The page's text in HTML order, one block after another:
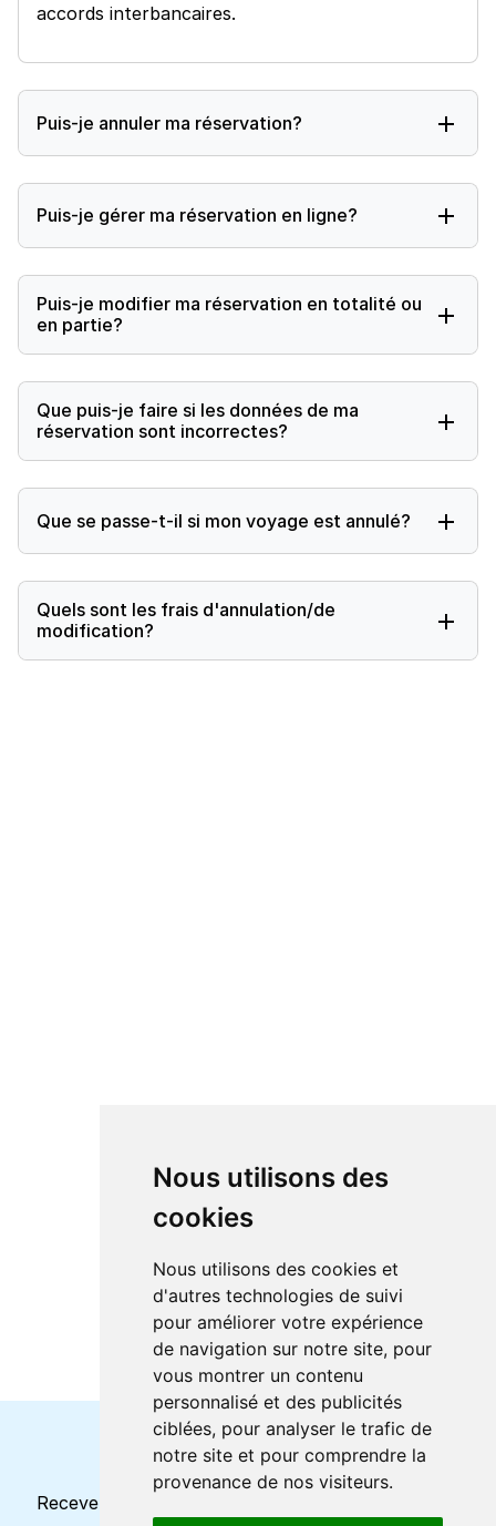
Nous utilisons des
cookies
Nous utilisons des cookies et
d'autres technologies de suivi
pour améliorer votre expérience
de navigation sur notre site, pour
vous montrer un contenu
personnalisé et des publicités
ciblées, pour analyser le trafic de
notre site et pour comprendre la
provenance de nos visiteurs.
accords interbancaires.
Puis-je annuler ma réservation?
Puis-je gérer ma réservation en ligne?
Puis-je modifier ma réservation en totalité ou
en partie?
Que puis-je faire si les données de ma
réservation sont incorrectes?
Que se passe-t-il si mon voyage est annulé?
Quels sont les frais d'annulation/de
modification?
Horaires et offres actuels
Recevez toutes les mises à jour dans votre e-mail